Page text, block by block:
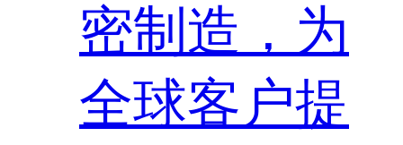
密制造，为
全球客户提